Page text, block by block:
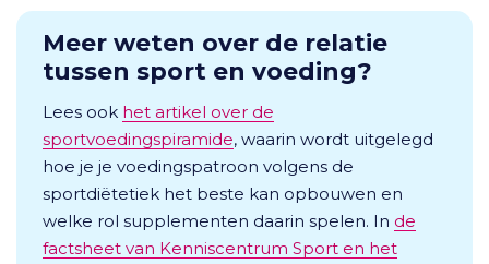
Meer weten over de relatie
tussen sport en voeding?
Lees ook het artikel over de
sportvoedingspiramide, waarin wordt uitgelegd
hoe je je voedingspatroon volgens de
sportdiëtetiek het beste kan opbouwen en
welke rol supplementen daarin spelen. In de
factsheet van Kenniscentrum Sport en het